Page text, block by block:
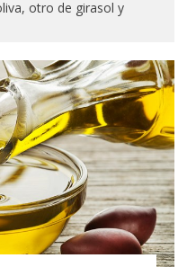
otro de girasol y